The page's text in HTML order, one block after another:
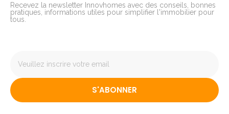
Recevez la newsletter Innovhomes avec des conseils, bonnes
pratiques, informations utiles pour simplifier l'immobilier pour
tous.
S'ABONNER